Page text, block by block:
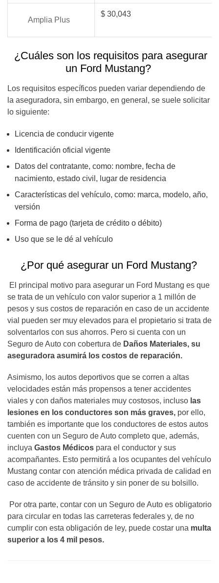
Amplia Plus
$ 30,043
¿Cuáles son los requisitos para asegurar
un Ford Mustang?
Los requisitos específicos pueden variar dependiendo de
la aseguradora, sin embargo, en general, se suele solicitar
lo siguiente:
Licencia de conducir vigente
Identificación oficial vigente
Datos del contratante, como: nombre, fecha de
nacimiento, estado civil, lugar de residencia
Características del vehículo, como: marca, modelo, año,
versión
Forma de pago (tarjeta de crédito o débito)
Uso que se le dé al vehículo
¿Por qué asegurar un Ford Mustang?
El principal motivo para asegurar un Ford Mustang es que
se trata de un vehículo con valor superior a 1 millón de
pesos y sus costos de reparación en caso de un accidente
vial pueden ser muy elevados para el propietario si trata de
solventarlos con sus ahorros. Pero si cuenta con un
Seguro de Auto con cobertura de Daños Materiales, su
aseguradora asumirá los costos de reparación.
Asimismo, los autos deportivos que se corren a altas
velocidades están más propensos a tener accidentes
viales y con daños materiales muy costosos, incluso las
lesiones en los conductores son más graves, por ello,
también es importante que los conductores de estos autos
cuenten con un Seguro de Auto completo que, además,
incluya Gastos Médicos para el conductor y sus
acompañantes. Esto permitirá a los ocupantes del vehículo
Mustang contar con atención médica privada de calidad en
caso de accidente de tránsito y sin poner de su bolsillo.
Por otra parte, contar con un Seguro de Auto es obligatorio
para circular en todas las carreteras federales y, de no
cumplir con esta obligación de ley, puede costar una multa
superior a los 4 mil pesos.